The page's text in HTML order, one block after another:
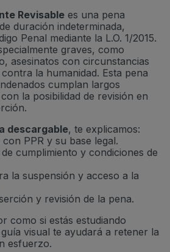
Revisable es una pena
duración indeterminada,
Penal mediante la L.O. 1/2015.
graves, como
asesinatos con circunstancias
la humanidad. Esta pena
cumplan largos
la posibilidad de revisión en
descargable, te explicamos:
PPR y su base legal.
cumplimiento y condiciones de
la suspensión y acceso a la
y revisión de la pena.
como si estás estudiando
visual te ayudará a retener la
esfuerzo.